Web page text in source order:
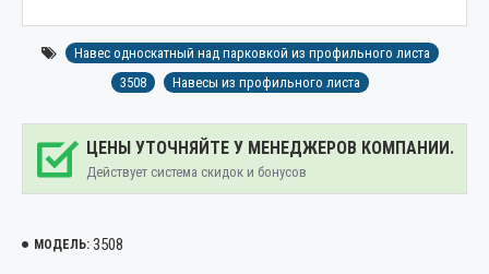
Навес односкатный над парковкой из профильного листа
3508
Навесы из профильного листа
ЦЕНЫ УТОЧНЯЙТЕ У МЕНЕДЖЕРОВ КОМПАНИИ.
Действует система скидок и бонусов
МОДЕЛЬ: 3508